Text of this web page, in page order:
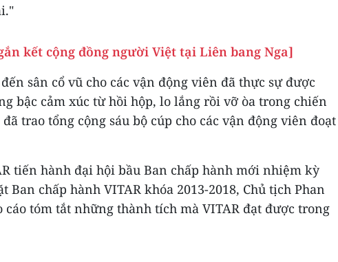
kết cộng đồng người Việt tại Liên bang Nga]
sân cổ vũ cho các vận động viên đã thực sự được
bậc cảm xúc từ hồi hộp, lo lắng rồi vỡ òa trong chiến
trao tổng cộng sáu bộ cúp cho các vận động viên đoạt
tiến hành đại hội bầu Ban chấp hành mới nhiệm kỳ
Ban chấp hành VITAR khóa 2013-2018, Chủ tịch Phan
cáo tóm tắt những thành tích mà VITAR đạt được trong